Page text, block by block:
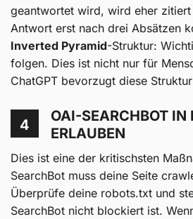
geantwortet wird, wird eher
Antwort erst nach drei Absätzen
Inverted Pyramid-Struktur:
folgen. Dies ist nicht nur für
ChatGPT bevorzugt diese
4
OAI-SEARCHBOT IN
ERLAUBEN
Dies ist eine der kritischsten
SearchBot muss deine Seite
Überprüfe deine robots.txt und
SearchBot nicht blockiert ist.